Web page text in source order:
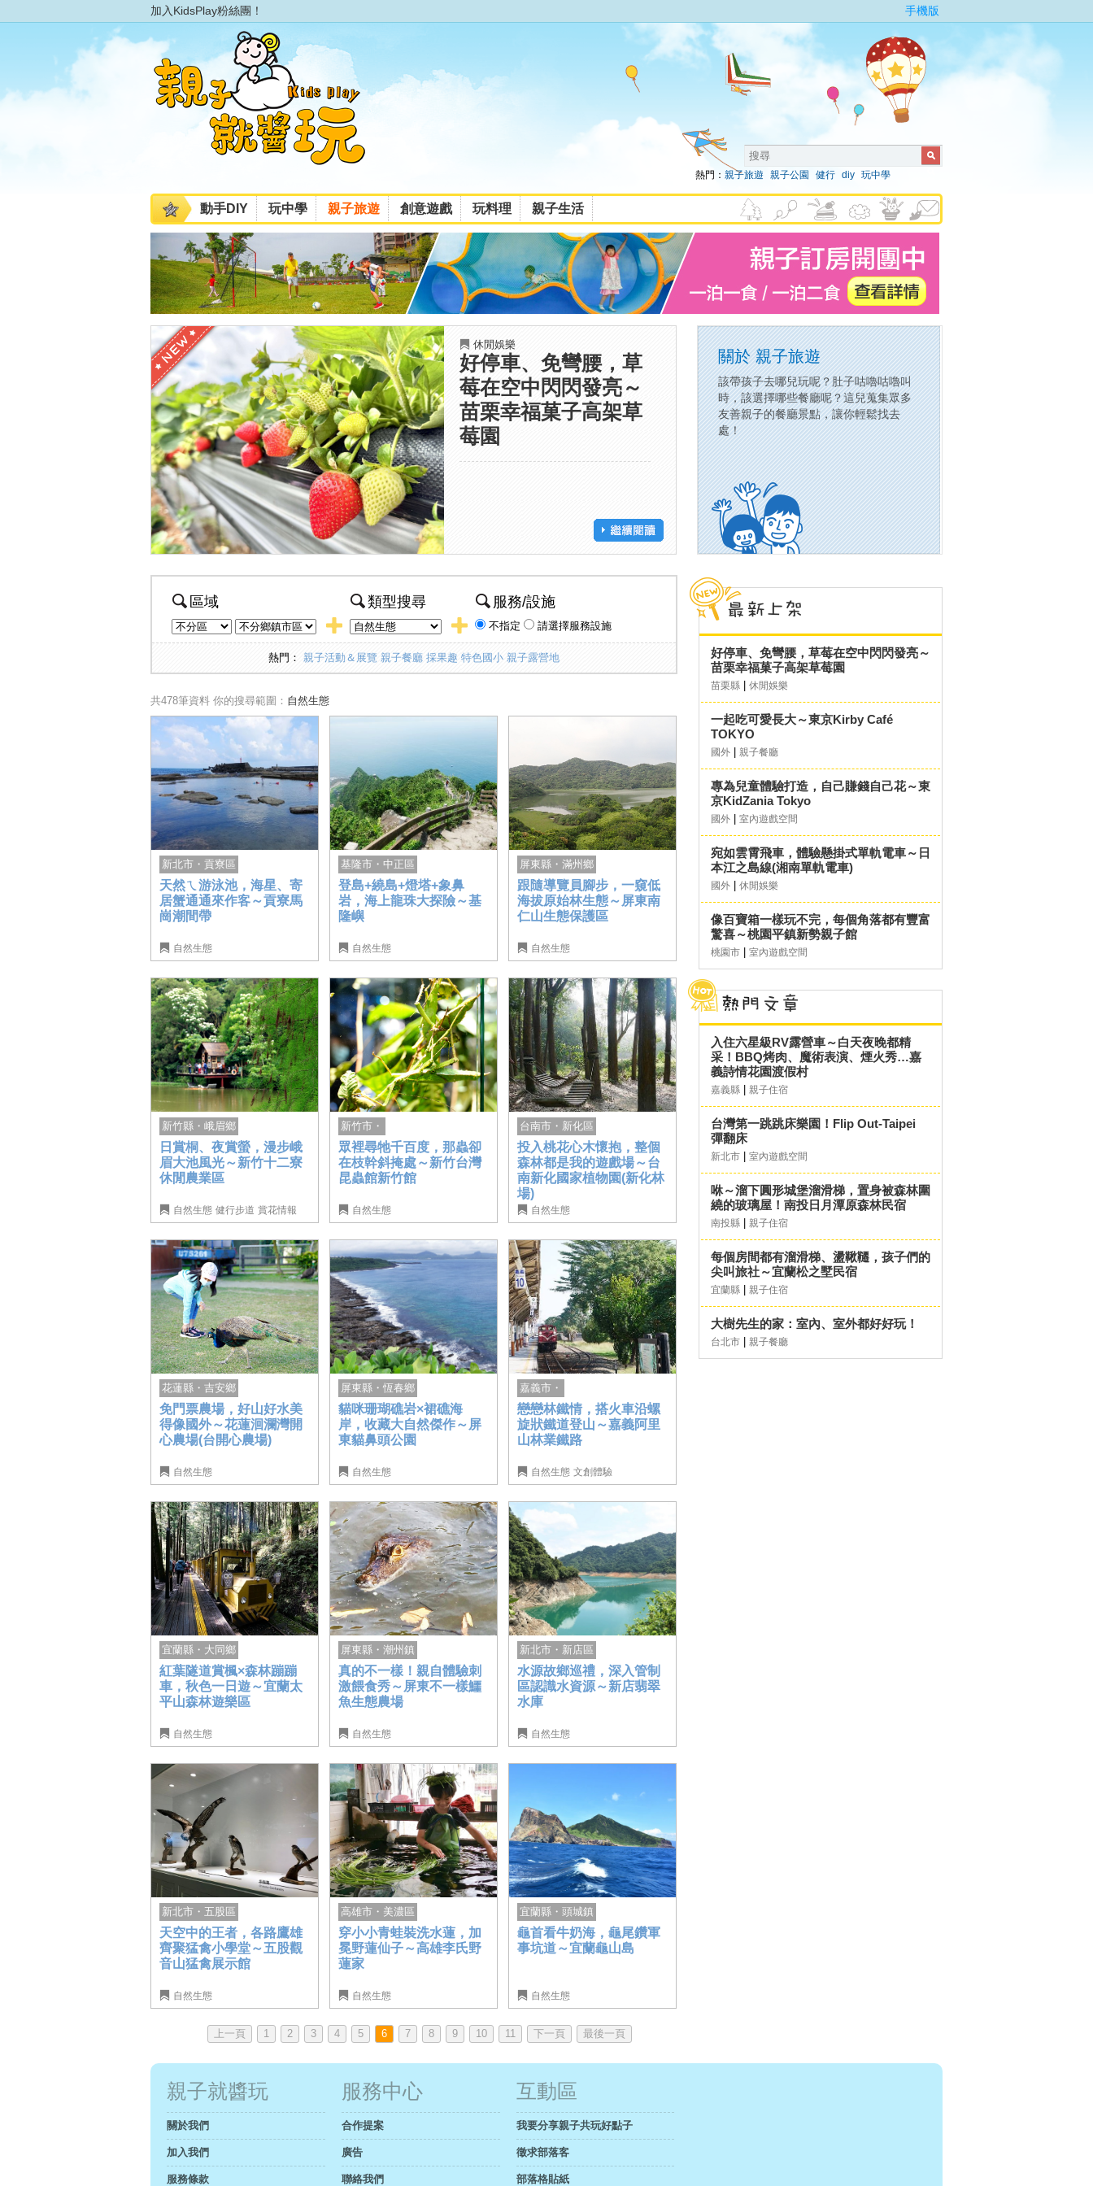
加入KidsPlay粉絲團！ 手機版
熱門： 親子旅遊 親子公園 健行 diy 玩中學
動手DIY 玩中學 親子旅遊 創意遊戲 玩料理 親子生活
休閒娛樂
好停車、免彎腰，草
莓在空中閃閃發亮～
苗栗幸福菓子高架草
莓園
關於 親子旅遊
該帶孩子去哪兒玩呢？肚子咕嚕咕嚕叫
時，該選擇哪些餐廳呢？這兒蒐集眾多
友善親子的餐廳景點，讓你輕鬆找去
處！
區域 類型搜尋 服務/設施
不指定 請選擇服務設施
熱門： 親子活動＆展覽 親子餐廳 採果趣 特色國小 親子露營地
共478筆資料 你的搜尋範圍： 自然生態
新北市・貢寮區
天然ㄟ游泳池，海星、寄
居蟹通通來作客～貢寮馬
崗潮間帶
自然生態
基隆市・中正區
登島+繞島+燈塔+象鼻
岩，海上龍珠大探險～基
隆嶼
自然生態
屏東縣・滿州鄉
跟隨導覽員腳步，一窺低
海拔原始林生態～屏東南
仁山生態保護區
自然生態
新竹縣・峨眉鄉
日賞桐、夜賞螢，漫步峨
眉大池風光～新竹十二寮
休閒農業區
自然生態 健行步道 賞花情報
新竹市・
眾裡尋牠千百度，那蟲卻
在枝幹斜掩處～新竹台灣
昆蟲館新竹館
自然生態
台南市・新化區
投入桃花心木懷抱，整個
森林都是我的遊戲場～台
南新化國家植物園(新化林
場)
自然生態
花蓮縣・吉安鄉
免門票農場，好山好水美
得像國外～花蓮洄瀾灣開
心農場(台開心農場)
自然生態
屏東縣・恆春鄉
貓咪珊瑚礁岩×裙礁海
岸，收藏大自然傑作～屏
東貓鼻頭公園
自然生態
嘉義市・
戀戀林鐵情，搭火車沿螺
旋狀鐵道登山～嘉義阿里
山林業鐵路
自然生態 文創體驗
宜蘭縣・大同鄉
紅葉隧道賞楓×森林蹦蹦
車，秋色一日遊～宜蘭太
平山森林遊樂區
自然生態
屏東縣・潮州鎮
真的不一樣！親自體驗刺
激餵食秀～屏東不一樣鱷
魚生態農場
自然生態
新北市・新店區
水源故鄉巡禮，深入管制
區認識水資源～新店翡翠
水庫
自然生態
新北市・五股區
天空中的王者，各路鷹雄
齊聚猛禽小學堂～五股觀
音山猛禽展示館
自然生態
高雄市・美濃區
穿小小青蛙裝洗水蓮，加
冕野蓮仙子～高雄李氏野
蓮家
自然生態
宜蘭縣・頭城鎮
龜首看牛奶海，龜尾鑽軍
事坑道～宜蘭龜山島
自然生態
上一頁 1 2 3 4 5 6 7 8 9 10 11 下一頁 最後一頁
好停車、免彎腰，草莓在空中閃閃發亮～
苗栗幸福菓子高架草莓園
苗栗縣 休閒娛樂
一起吃可愛長大～東京Kirby Café
TOKYO
國外 親子餐廳
專為兒童體驗打造，自己賺錢自己花～東
京KidZania Tokyo
國外 室內遊戲空間
宛如雲霄飛車，體驗懸掛式單軌電車～日
本江之島線(湘南單軌電車)
國外 休閒娛樂
像百寶箱一樣玩不完，每個角落都有豐富
驚喜～桃園平鎮新勢親子館
桃園市 室內遊戲空間
入住六星級RV露營車～白天夜晚都精
采！BBQ烤肉、魔術表演、煙火秀…嘉
義詩情花園渡假村
嘉義縣 親子住宿
台灣第一跳跳床樂園！Flip Out-Taipei
彈翻床
新北市 室內遊戲空間
咻～溜下圓形城堡溜滑梯，置身被森林圍
繞的玻璃屋！南投日月潭原森林民宿
南投縣 親子住宿
每個房間都有溜滑梯、盪鞦韆，孩子們的
尖叫旅社～宜蘭松之墅民宿
宜蘭縣 親子住宿
大樹先生的家：室內、室外都好好玩！
台北市 親子餐廳
親子就醬玩
關於我們
加入我們
服務條款
服務中心
合作提案
廣告
聯絡我們
互動區
我要分享親子共玩好點子
徵求部落客
部落格貼紙